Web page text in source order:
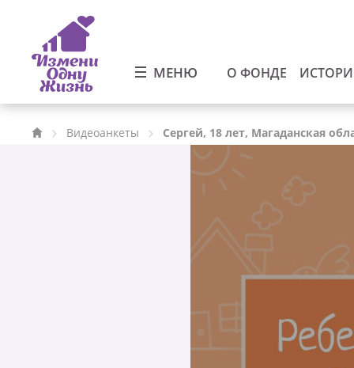
МЕНЮ О ФОНДЕ
Видеоанкеты Сергей, 18 лет, Магаданская